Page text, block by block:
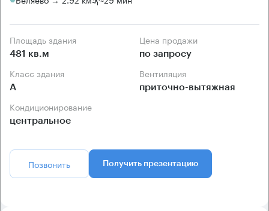
Площадь здания
481 кв.м
Цена продажи
по запросу
Класс здания
А
Вентиляция
приточно-вытяжная
Кондиционирование
центральное
Позвонить Получить презентацию